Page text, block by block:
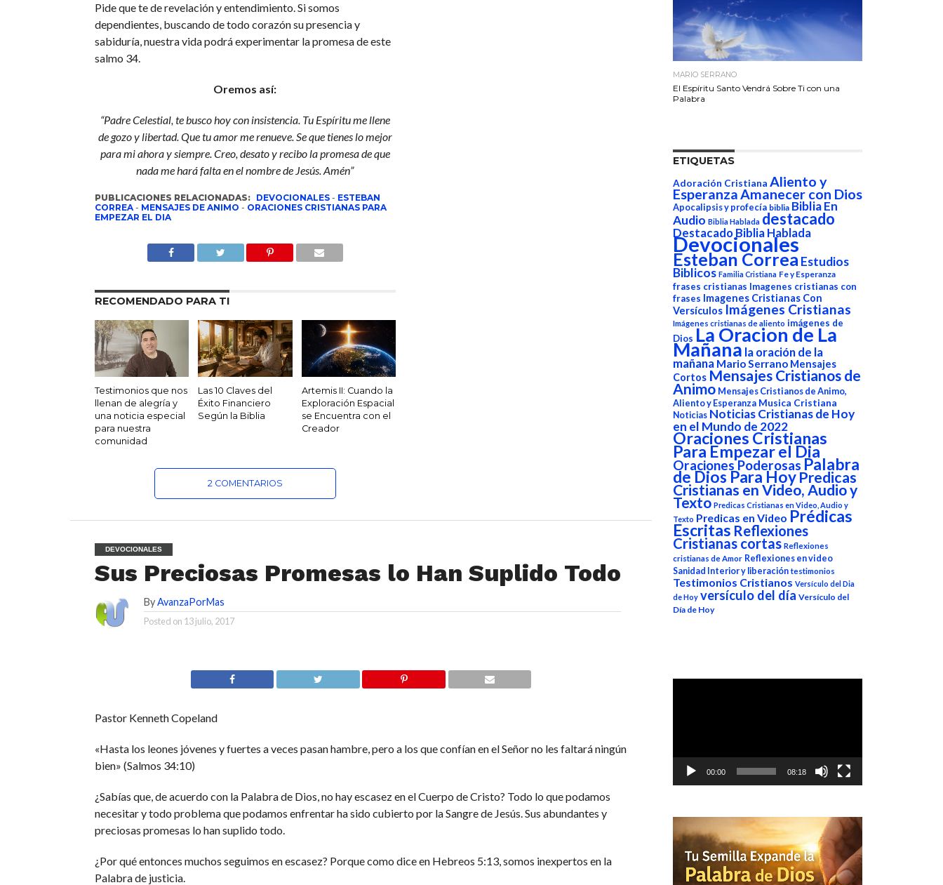
Pide que te de revelación y entendimiento. Si somos
dependientes, buscando de todo corazón su presencia y
sabiduría, nuestra vida podrá experimentar la promesa de este
salmo 34.
Oremos así:
“Padre Celestial, te busco hoy con insistencia. Tu Espíritu me llene
de gozo y libertad. Que tu amor me renueve. Se que tienes lo mejor
para mi ahora y siempre. Creo, desato y recibo la promesa de que
nada me hará falta en el nombre de Jesús. Amén”
PUBLICACIONES RELACIONADAS: DEVOCIONALES- ESTEBAN
CORREA- MENSAJES DE ANIMO - ORACIONES CRISTIANAS PARA
EMPEZAR EL DIA
RECOMENDADO PARA TI
Testimonios que nos
llenan de alegría y
una noticia especial
para nuestra
comunidad
Las 10 Claves del
Éxito Financiero
Según la Biblia
Artemis II: Cuando la
Exploración Espacial
se Encuentra con el
Creador
2 COMENTARIOS
DEVOCIONALES
Sus Preciosas Promesas lo Han Suplido Todo
ByAvanzaPorMas
Posted on 13 julio, 2017
Pastor Kenneth Copeland
«Hasta los leones jóvenes y fuertes a veces pasan hambre, pero a los que confían en el Señor no les faltará ningún
bien» (Salmos 34:10)
¿Sabías que, de acuerdo con la Palabra de Dios, no hay escasez en el Cuerpo de Cristo? Todo lo que podamos
necesitar y todo problema que podamos enfrentar ha sido cubierto por la Sangre de Jesús. Sus abundantes y
preciosas promesas lo han suplido todo.
¿Por qué entonces muchos seguimos en escasez? Porque como dice en Hebreos 5:13, somos inexpertos en la
Palabra de justicia.
MARIO SERRANO
El Espíritu Santo Vendrá Sobre Ti con una
Palabra
ETIQUETAS
Adoración Cristiana Aliento y
EsperanzaAmanecer con Dios
Apocalipsis y profecía biblia Biblia En
Audio Biblia Hablada destacado
Destacado Biblia Hablada
Devocionales
Esteban Correa Estudios
Biblicos Familia Cristiana Fe y Esperanza
frases cristianas Imagenes cristianas con
frases Imagenes Cristianas Con
Versículos Imágenes Cristianas
Imágenes cristianas de aliento imágenes de
Dios La Oracion de La
Mañana la oración de la
mañana Mario Serrano Mensajes
Cortos Mensajes Cristianos de
Animo Mensajes Cristianos de Animo,
Aliento y Esperanza Musica Cristiana
Noticias Noticias Cristianas de Hoy
en el Mundo de 2022
Oraciones Cristianas
Para Empezar el Dia
Oraciones Poderosas Palabra
de Dios Para HoyPredicas
Cristianas en Video, Audio y
Texto Predicas Cristianas en Video, Audio y
Texto Predicas en Video Prédicas
Escritas Reflexiones
Cristianas cortas Reflexiones
cristianas de Amor Reflexiones en video
Sanidad Interior y liberación testimonios
Testimonios Cristianos Versículo del Dia
de Hoy versículo del día Versículo del
Día de Hoy
Reproductor
00:00 08:18